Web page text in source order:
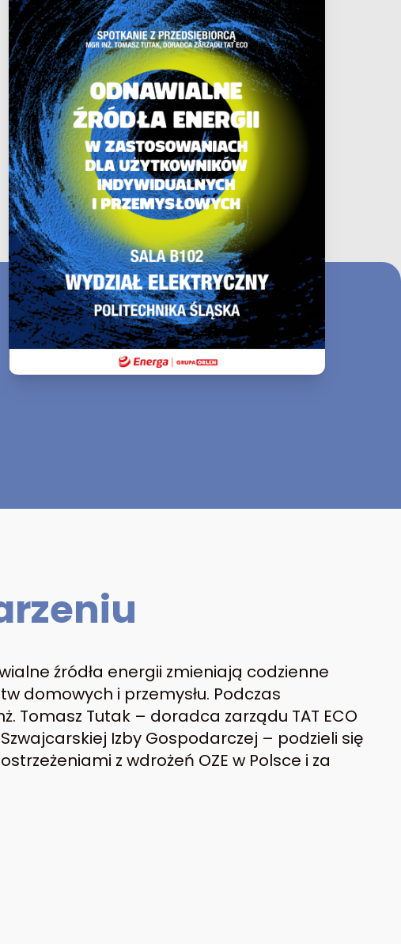
źródła energii zmieniają codzienne
domowych i przemysłu. Podczas
Tomasz Tutak – doradca zarządu TAT ECO
Izby Gospodarczej – podzieli się
z wdrożeń OZE w Polsce i za